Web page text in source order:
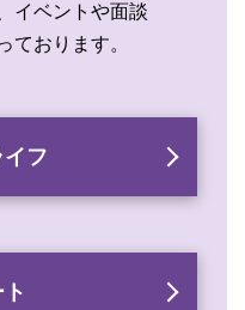
イベントや面談
ております。
フ